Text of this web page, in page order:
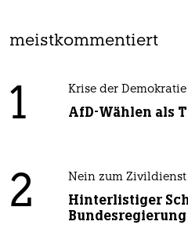
meistkommentiert
1 Krise der Demokratie
AfD-Wählen als
2 Nein zum Zivildienst
Hinterlistiger
Bundesregierung